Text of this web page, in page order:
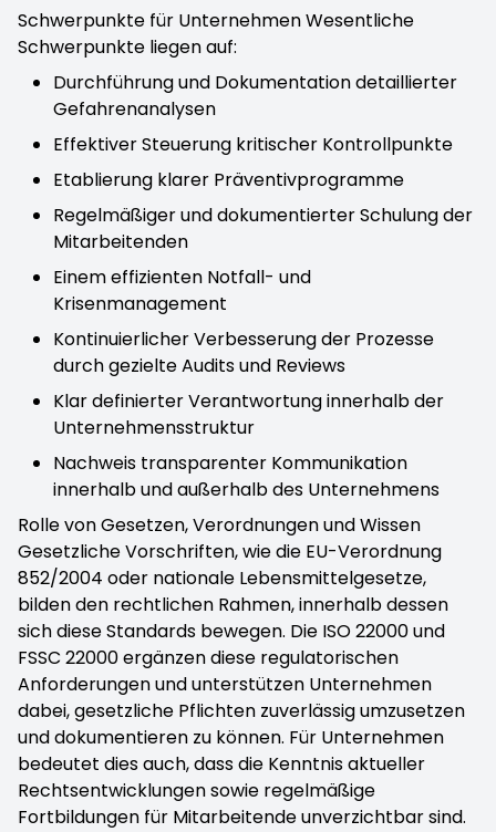
Schwerpunkte für Unternehmen Wesentliche
Schwerpunkte liegen auf:
Durchführung und Dokumentation detaillierter
Gefahrenanalysen
Effektiver Steuerung kritischer Kontrollpunkte
Etablierung klarer Präventivprogramme
Regelmäßiger und dokumentierter Schulung der
Mitarbeitenden
Einem effizienten Notfall- und
Krisenmanagement
Kontinuierlicher Verbesserung der Prozesse
durch gezielte Audits und Reviews
Klar definierter Verantwortung innerhalb der
Unternehmensstruktur
Nachweis transparenter Kommunikation
innerhalb und außerhalb des Unternehmens
Rolle von Gesetzen, Verordnungen und Wissen
Gesetzliche Vorschriften, wie die EU-Verordnung
852/2004 oder nationale Lebensmittelgesetze,
bilden den rechtlichen Rahmen, innerhalb dessen
sich diese Standards bewegen. Die ISO 22000 und
FSSC 22000 ergänzen diese regulatorischen
Anforderungen und unterstützen Unternehmen
dabei, gesetzliche Pflichten zuverlässig umzusetzen
und dokumentieren zu können. Für Unternehmen
bedeutet dies auch, dass die Kenntnis aktueller
Rechtsentwicklungen sowie regelmäßige
Fortbildungen für Mitarbeitende unverzichtbar sind.